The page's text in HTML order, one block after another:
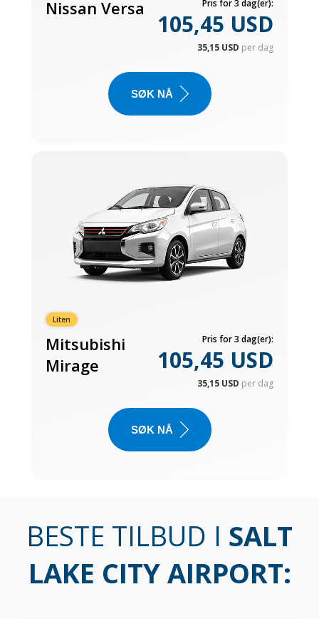
Nissan Versa Pris for 3 dag(er):
105,45 USD
35,15 USD per dag
SØK NÅ
Liten
Mitsubishi
Mirage
Pris for 3 dag(er):
105,45 USD
35,15 USD per dag
SØK NÅ
BESTE TILBUD I SALT
LAKE CITY AIRPORT: